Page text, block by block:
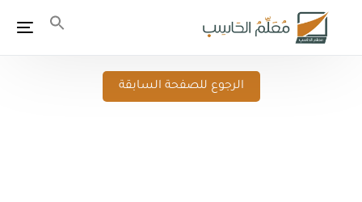
الرجوع للصفحة السابقة